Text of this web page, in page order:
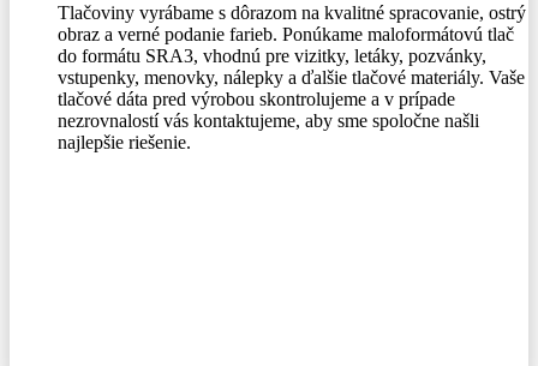
Tlačoviny vyrábame s dôrazom na kvalitné spracovanie, ostrý
obraz a verné podanie farieb. Ponúkame maloformátovú tlač
do formátu SRA3, vhodnú pre vizitky, letáky, pozvánky,
vstupenky, menovky, nálepky a ďalšie tlačové materiály. Vaše
tlačové dáta pred výrobou skontrolujeme a v prípade
nezrovnalostí vás kontaktujeme, aby sme spoločne našli
najlepšie riešenie.